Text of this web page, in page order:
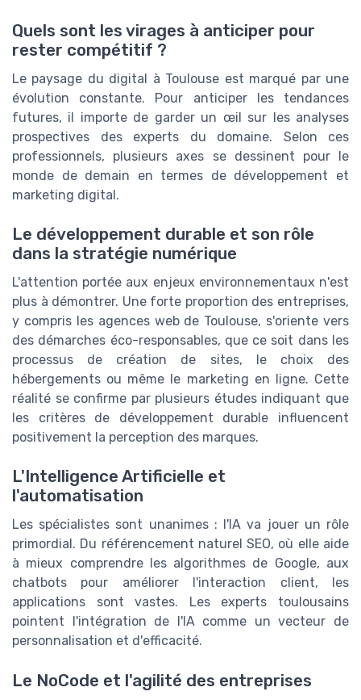
Quels sont les virages à anticiper pour
rester compétitif ?
Le paysage du digital à Toulouse est marqué par une
évolution constante. Pour anticiper les tendances
futures, il importe de garder un œil sur les analyses
prospectives des experts du domaine. Selon ces
professionnels, plusieurs axes se dessinent pour le
monde de demain en termes de développement et
marketing digital.
Le développement durable et son rôle
dans la stratégie numérique
L'attention portée aux enjeux environnementaux n'est
plus à démontrer. Une forte proportion des entreprises,
y compris les agences web de Toulouse, s'oriente vers
des démarches éco-responsables, que ce soit dans les
processus de création de sites, le choix des
hébergements ou même le marketing en ligne. Cette
réalité se confirme par plusieurs études indiquant que
les critères de développement durable influencent
positivement la perception des marques.
L'Intelligence Artificielle et
l'automatisation
Les spécialistes sont unanimes : l'IA va jouer un rôle
primordial. Du référencement naturel SEO, où elle aide
à mieux comprendre les algorithmes de Google, aux
chatbots pour améliorer l'interaction client, les
applications sont vastes. Les experts toulousains
pointent l'intégration de l'IA comme un vecteur de
personnalisation et d'efficacité.
Le NoCode et l'agilité des entreprises